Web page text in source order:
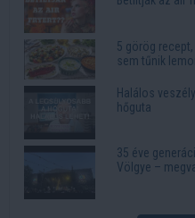
5 görög
sem tűnik
Halálos
hőguta
35 éve
Völgye –